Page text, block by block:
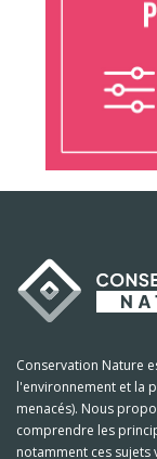
Conservation Nature
l'environnement et la
menacés). Nous
comprendre les
notamment ces sujets